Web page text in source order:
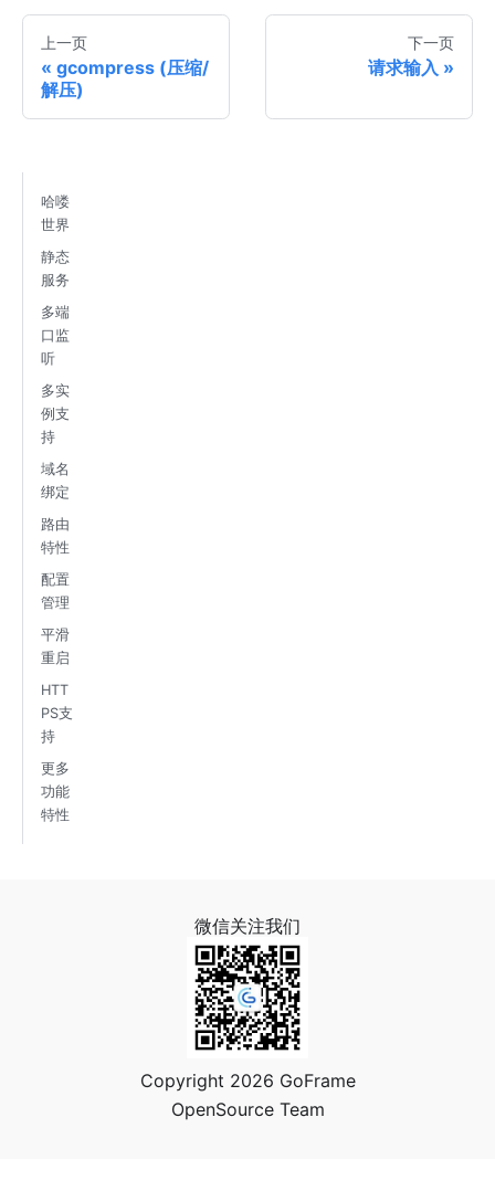
上一页
gcompress (压缩/
解压)
下一页
请求输入
哈喽
世界
静态
服务
多端
口监
听
多实
例支
持
域名
绑定
路由
特性
配置
管理
平滑
重启
HTT
PS支
持
更多
功能
特性
微信关注我们
Copyright 2026 GoFrame
OpenSource Team